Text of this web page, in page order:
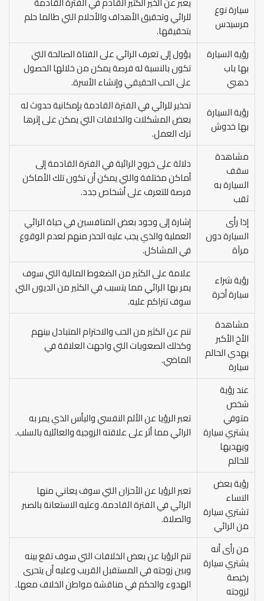
سيارة نوع
مرسيدس
للرائي وتحقيق الأهداف والأحلام التي طالما حلم
بتحقيقها.
رؤية السيارة
بها باب
ذهبي
يؤول إلى تعرف الرائي على الفتاة الصالحة التي
تكون بالنسبة له فرصة يمكن من خلالها الحصول
على الحب الحقيقي وإنشاء الأسرة.
رؤية السيارة
بها خدوش
تحذير للرائي في الفترة القادمة بإمكانية حدوث له
بعض المشكلات والخلافات التي يمكن على إثرها
ترك العمل.
مشاهدة
سقف
السيارة به
ثقب
دلالة على خروج الرائية في الفترة القادمة إلى
أماكن مختلفة والتي يمكن أن تكون تلك الأماكن
فرصة للتعرف على أشخاص جدد.
إذا رأى
السيارة دون
مرآة
إشارة إلى وجود بعض المنافسين في حياة الرائي
العملية والذي يجب عليه الحذر منهم لعدم الوقوع
في المشاكل.
رؤية شراء
سيارة أجرة
علامة على الكثير من الضغوط المالية التي سوف
يمر بها الرائي مما يتسبب في الكثير من الديون التي
سوف تتراكم عليه.
مشاهدة
الأخ الأكبر
يهدي الحالم
سيارة
تنم عن الكثير من الحب والاحترام المتبادل بينهم
وكذلك الصعوبات التي واجهت العلاقة في
الماضي.
عند رؤية
شخص
متوفي
يشتري سيارة
ويهديها
للحالم
تعبر الرؤيا عن الألم النفسي واليأس الذي يمر به
الرائي مما أثر على علاقته الزوجية والعائلية بالسلب.
رؤية بعض
النساء
تشتري سيارة
من الرائي
تعبر الرؤيا عن الأحزان التي سوف يعاني منها
الرائي في الفترة القادمة، وعليه الاستعانة بالصبر
والصلاة.
من رأى أنه
يشتري سيارة
رخيصة
لزوجته
تنم الرؤيا عن بعض الخلافات التي سوف تقع بينه
وبين زوجته في المستقبل القريب وعليه أن يتحرى
الهدوء والحكم في مناقشة مواطن الخلاف معها.